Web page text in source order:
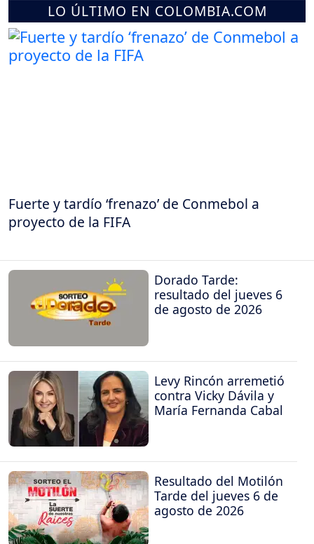
LO ÚLTIMO EN COLOMBIA.COM
Fuerte y tardío ‘frenazo’ de Conmebol a
proyecto de la FIFA
Dorado Tarde:
resultado del jueves 6
de agosto de 2026
Levy Rincón arremetió
contra Vicky Dávila y
María Fernanda Cabal
Resultado del Motilón
Tarde del jueves 6 de
agosto de 2026